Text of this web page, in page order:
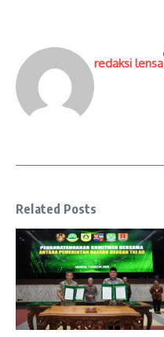
redaksi lensa
Related Posts